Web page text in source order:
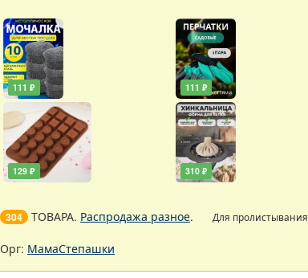
111 ₽
129 ₽
111 ₽
310 ₽
304 ТОВАРА. Распродажа разное. Для
Орг: МамаСтепашки